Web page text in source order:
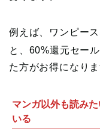
例えば、ワンピー
と、60%還元セー
た方がお得になりま
マンガ以外も読み
いる